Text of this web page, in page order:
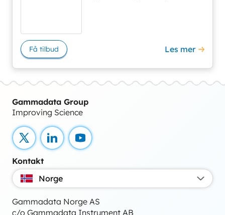
Få tilbud Les mer
Gammadata Group
Improving Science
X LinkedInYouTube
Kontakt
Norge
Gammadata Norge AS
c/o Gammadata Instrument AB